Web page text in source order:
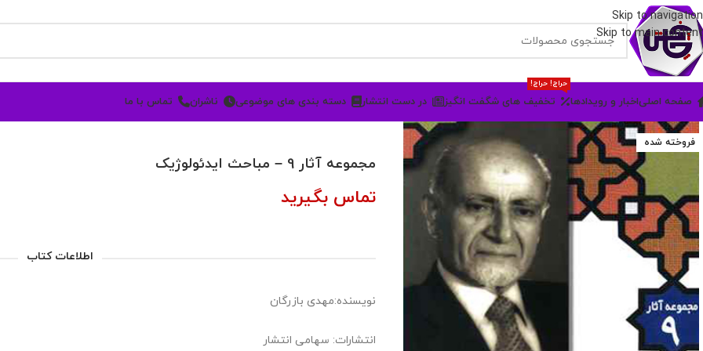
Skip to navigation
Skip to main content
صفحه اصلیاخبار و رویدادها تخفیف های شگفت انگیز
حراج! حراج!
در دست انتشار دسته بندی های موضوعی ناشران تماس با ما
فروخته شده
مجموعه آثار 9 – مباحث ایدئولوژیک
تماس بگیرید
اطلاعات کتاب
نویسنده:مهدی بازرگان
انتشارات: سهامی انتشار